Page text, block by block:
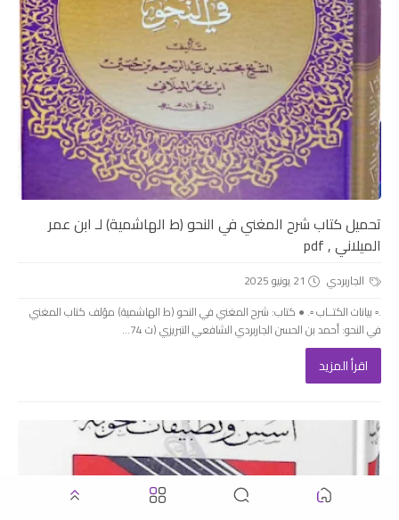
تحميل كتاب شرح المغني في النحو (ط الهاشمية) لـ ابن عمر
الميلاني , pdf
الجاربردي
21 يونيو 2025
.▫️ بيانات الكتــاب ▫️. ● كتاب: شرح المغني في النحو (ط الهاشمية) مؤلف كتاب المغني
في النحو: أحمد بن الحسن الجاربردي الشافعي التبريزي (ت 74...
اقرأ المزيد